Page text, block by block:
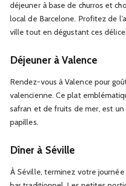
déjeuner à base de churros et
local de Barcelone. Profitez de
ville tout en dégustant ces
Déjeuner à Valence
Rendez-vous à Valence pour
valencienne. Ce plat
safran et de fruits de mer, est
papilles.
Dîner à Séville
À Séville, terminez votre journée